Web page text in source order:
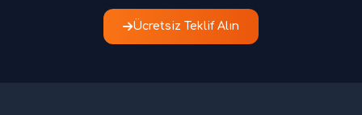
Ücretsiz Teklif Alın